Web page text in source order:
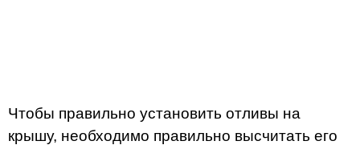
Чтобы правильно установить отливы на
крышу, необходимо правильно высчитать его